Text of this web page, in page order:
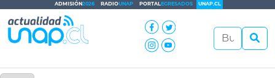
ADMISIÓN2026 RADIOUNAP PORTALEGRESADOS UNAP.CL